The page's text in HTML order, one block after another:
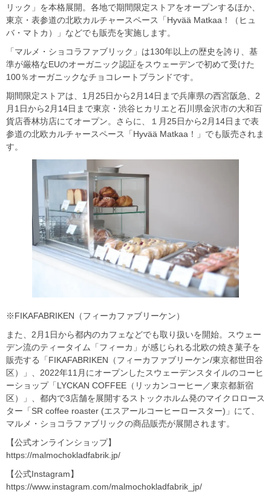
リック」を本格展開。各地で期間限定ストアをオープンするほか、
東京・表参道の北欧カルチャースペース「Hyvää Matkaa！（ヒュ
バ・マトカ）」などでも販売を実施します。
「マルメ・ショコラファブリック」は130年以上の歴史を誇り、基
準が厳格なEUのオーガニック認証をスウェーデンで初めて受けた
100％オーガニックなチョコレートブランドです。
期間限定ストアは、1⽉25⽇から2⽉14⽇まで兵庫県の⻄宮阪急、2
⽉1⽇から2⽉14⽇まで東京・渋⾕ヒカリエと石川県金沢市の⼤和百
貨店⾹林坊店にてオープン。さらに、１⽉25⽇から2⽉14⽇まで表
参道の北欧カルチャースペース「Hyvää Matkaa！」でも販売されま
す。
※FIKAFABRIKEN（フィーカファブリーケン）
また、2⽉1⽇から都内のカフェなどでも取り扱いを開始。スウェー
デン流のティータイム「フィーカ」が感じられる北欧の焼き菓⼦を
販売する「FIKAFABRIKEN（フィーカファブリーケン/東京都世⽥⾕
区）」、2022年11⽉にオープンしたスウェーデンスタイルのコーヒ
ーショップ「LYCKAN COFFEE（リッカンコーヒー／東京都新宿
区）」、都内で3店舗を展開するストックホルム発のマイクロロース
ター「SR coffee roaster (エスアールコーヒーロースター)」にて、
マルメ・ショコラファブリックの商品販売が展開されます。
【公式オンラインショップ】
https://malmochokladfabrik.jp/
【公式Instagram】
https://www.instagram.com/malmochokladfabrik_jp/